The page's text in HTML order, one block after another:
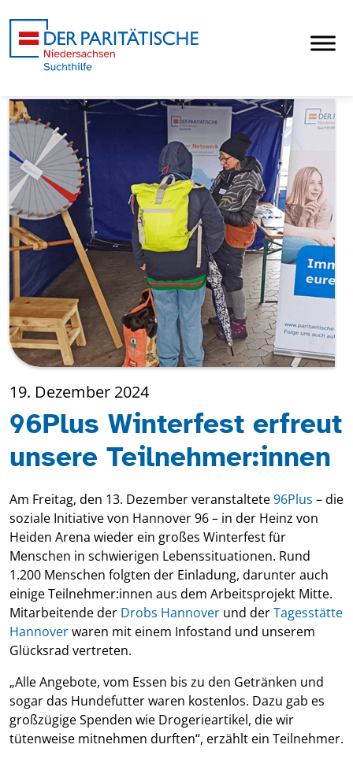
19. Dezember 2024
96Plus Winterfest erfreut
unsere Teilnehmer:innen
Am Freitag, den 13. Dezember veranstaltete96Plus – die
soziale Initiative von Hannover 96 – in der Heinz von
Heiden Arena wieder ein großes Winterfest für
Menschen in schwierigen Lebenssituationen. Rund
1.200 Menschen folgten der Einladung, darunter auch
einige Teilnehmer:innen aus dem Arbeitsprojekt Mitte.
Mitarbeitende der Drobs Hannover und derTagesstätte
Hannoverwaren mit einem Infostand und unserem
Glücksrad vertreten.
„Alle Angebote, vom Essen bis zu den Getränken und
sogar das Hundefutter waren kostenlos. Dazu gab es
großzügige Spenden wie Drogerieartikel, die wir
tütenweise mitnehmen durften“, erzählt ein Teilnehmer.